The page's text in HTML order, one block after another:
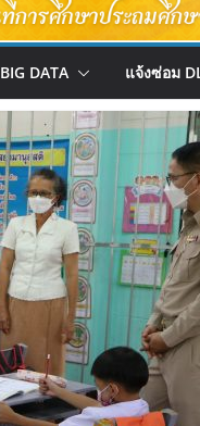
BIG DATA แจ้งซ่อม